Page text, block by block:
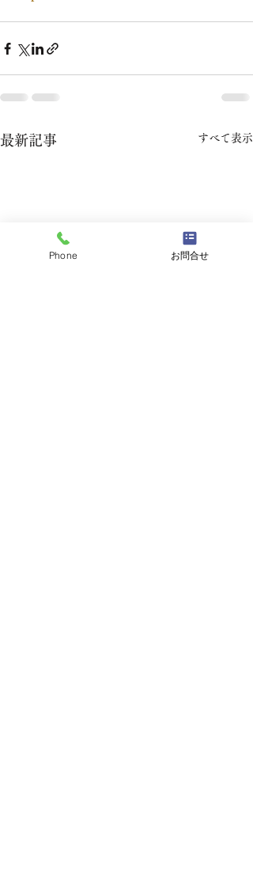
最新記事 すべて表示
Phone お問合せ